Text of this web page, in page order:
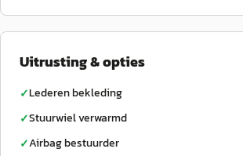
Uitrusting & opties
✓Lederen bekleding
✓Stuurwiel verwarmd
✓Airbag bestuurder